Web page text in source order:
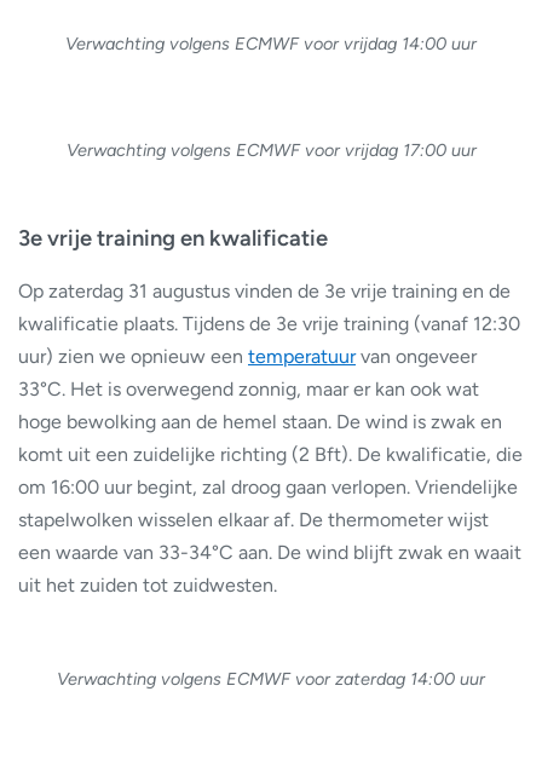
Verwachting volgens ECMWF voor vrijdag 14:00 uur
Verwachting volgens ECMWF voor vrijdag 17:00 uur
3e vrije training en kwalificatie
Op zaterdag 31 augustus vinden de 3e vrije training en de
kwalificatie plaats. Tijdens de 3e vrije training (vanaf 12:30
uur) zien we opnieuw een temperatuurvan ongeveer
33°C. Het is overwegend zonnig, maar er kan ook wat
hoge bewolking aan de hemel staan. De wind is zwak en
komt uit een zuidelijke richting (2 Bft). De kwalificatie, die
om 16:00 uur begint, zal droog gaan verlopen. Vriendelijke
stapelwolken wisselen elkaar af. De thermometer wijst
een waarde van 33-34°C aan. De wind blijft zwak en waait
uit het zuiden tot zuidwesten.
Verwachting volgens ECMWF voor zaterdag 14:00 uur